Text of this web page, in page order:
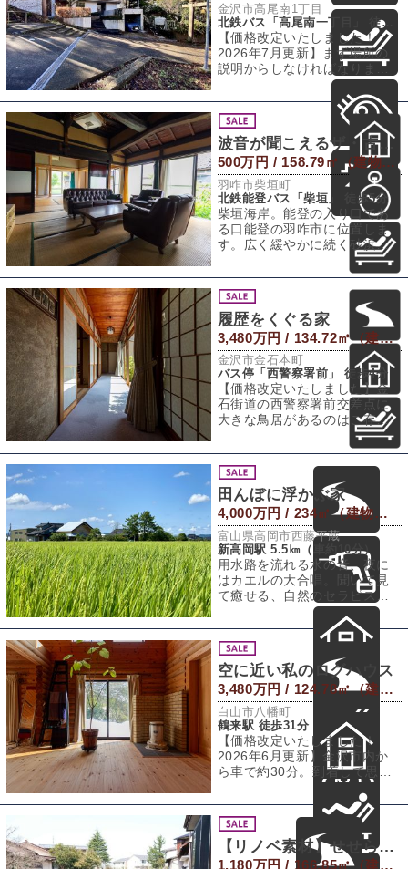
金沢市高尾南1丁目
北鉄バス「高尾南一丁目」 徒歩5分
【価格改定いたしました！
2026年7月更新】まず場所の
説明からしなければなりませ
ん。この家、なんと鳥居と鳥
居に挟まれた
波音が聞こえるザ・古民家
500万円 / 158.79㎡（建物） 390.76㎡（敷地）
羽咋市柴垣町
北鉄能登バス「柴垣」 徒歩5分
柴垣海岸。能登の入り口であ
る口能登の羽咋市に位置しま
す。広く緩やかに続く砂浜に
寄せては返す波。砂浜の先に
は日本海にぴょこ
履歴をくぐる家
3,480万円 / 134.72㎡（建物） 360.23㎡（敷地）
金沢市金石本町
バス停「西警察署前」 徒歩4分
【価格改定いたしました】金
石街道の西警察署前交差点に
大きな鳥居があるのはご存知
でしょうか？1300年の歴史が
ある大野湊神
田んぼに浮かぶ家
4,000万円 / 234㎡（建物） 1,154㎡（敷地）
富山県高岡市西藤平蔵
新高岡駅 5.5㎞（車約10分）
用水路を流れる水の音、夜に
はカエルの大合唱。聞いて見
て癒せる、自然のセラピスト
がここに存在します。石川県
を飛び出し向かっ
空に近い私のログハウス
3,480万円 / 124.78㎡（建物） 336.46㎡（敷地）
白山市八幡町
鶴来駅 徒歩31分
【価格改定いたしました！
2026年6月更新】金沢市内か
ら車で約30分。到着して思わ
ず手を広げて深呼吸。澄んだ
空気とはこ
【リノベ素材】せせらぎに魅せられて
1,180万円 / 166.85㎡（建物） 228.29㎡（敷地）